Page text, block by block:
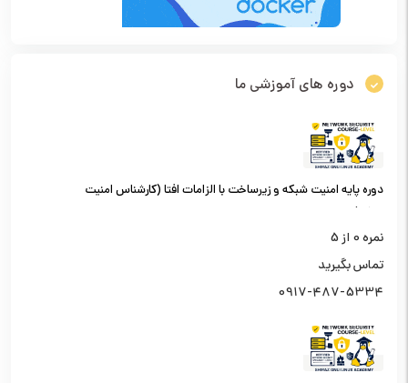
دوره های آموزشی ما
دوره پایه امنیت شبکه و زیرساخت با الزامات افتا (کارشناس امنیت
شبکه)
نمره0 از 5
تماس بگیرید
0917-487-5334